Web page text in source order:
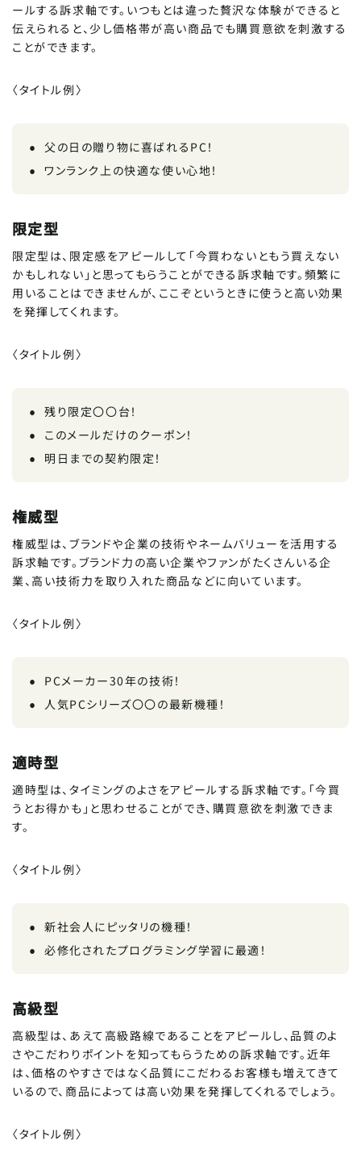
ールする訴求軸です。いつもとは違った贅沢な体験ができると
伝えられると、少し価格帯が高い商品でも購買意欲を刺激する
ことができます。
〈タイトル例〉
父の日の贈り物に喜ばれるPC！
ワンランク上の快適な使い心地！
限定型
限定型は、限定感をアピールして「今買わないともう買えない
かもしれない」と思ってもらうことができる訴求軸です。頻繁に
用いることはできませんが、ここぞというときに使うと高い効果
を発揮してくれます。
〈タイトル例〉
残り限定〇〇台！
このメールだけのクーポン！
明日までの契約限定！
権威型
権威型は、ブランドや企業の技術やネームバリューを活用する
訴求軸です。ブランド力の高い企業やファンがたくさんいる企
業、高い技術力を取り入れた商品などに向いています。
〈タイトル例〉
PCメーカー30年の技術！
人気PCシリーズ〇〇の最新機種！
適時型
適時型は、タイミングのよさをアピールする訴求軸です。「今買
うとお得かも」と思わせることができ、購買意欲を刺激できま
す。
〈タイトル例〉
新社会人にピッタリの機種！
必修化されたプログラミング学習に最適！
高級型
高級型は、あえて高級路線であることをアピールし、品質のよ
さやこだわりポイントを知ってもらうための訴求軸です。近年
は、価格のやすさではなく品質にこだわるお客様も増えてきて
いるので、商品によっては高い効果を発揮してくれるでしょう。
〈タイトル例〉